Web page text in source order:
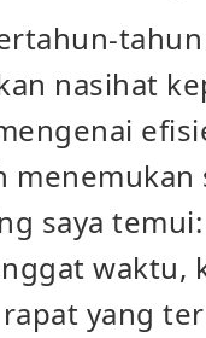
tahun
nasihat
menemukan
saya
waktu,
yang